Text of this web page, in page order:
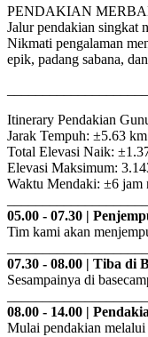
PENDAKIAN
Jalur pendakian singkat
Nikmati pengalaman
epik, padang sabana,
Itinerary Pendakian
Jarak Tempuh: ±5.63 km
Total Elevasi Naik:
Elevasi Maksimum:
Waktu Mendaki: ±6 jam
05.00 - 07.30 |
Tim kami akan
07.30 - 08.00 | Tiba di
Sesampainya di
08.00 - 14.00 |
Mulai pendakian